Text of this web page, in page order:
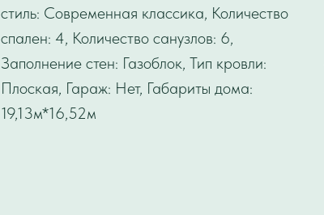
стиль: Современная классика, Количество
спален: 4, Количество санузлов: 6,
Заполнение стен: Газоблок, Тип кровли:
Плоская, Гараж: Нет, Габариты дома:
19,13м*16,52м